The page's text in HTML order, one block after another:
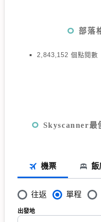
部落
2,843,152 個點閱數
Skyscanner最